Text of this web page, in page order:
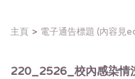
主頁 電子通告標題 (內容見
220_2526_校內感染情